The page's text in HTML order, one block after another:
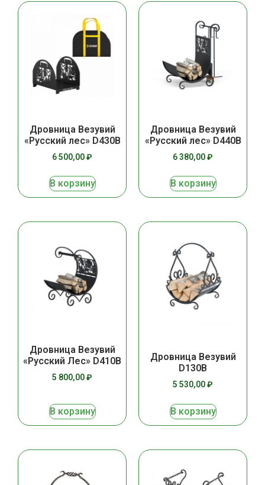
Дровница Везувий
«Русский лес» D430B
6 500,00₽
В корзину
Дровница Везувий
«Русский лес» D440В
6 380,00₽
В корзину
Дровница Везувий
«Русский Лес» D410В
5 800,00₽
В корзину
Дровница Везувий
D130B
5 530,00₽
В корзину